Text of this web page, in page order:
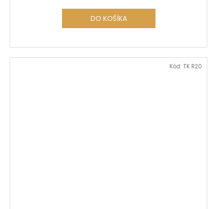
DO KOŠÍKA
Kód: TK R20